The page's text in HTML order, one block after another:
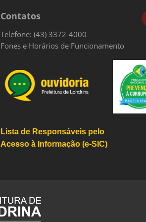
Contatos
Telefone: (43) 3372-4000
Fones e Horários de Funcionamento
Lista de Responsáveis pelo
Acesso à Informação (e-SIC)